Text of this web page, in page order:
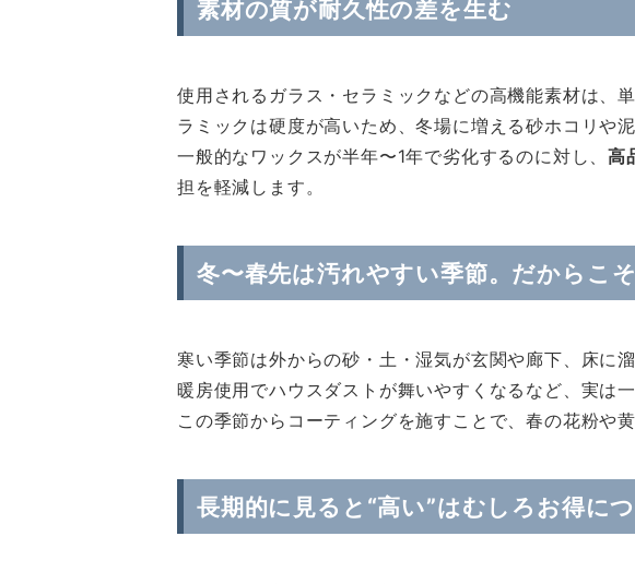
素材の質が耐久性の差を生む
使用されるガラス・セラミックなどの高機能素材は、
ラミックは硬度が高いため、冬場に増える砂ホコリや
一般的なワックスが半年〜1年で劣化するのに対し、高
担を軽減します。
冬〜春先は汚れやすい季節。だからこ
寒い季節は外からの砂・土・湿気が玄関や廊下、床に溜
暖房使用でハウスダストが舞いやすくなるなど、実は
この季節からコーティングを施すことで、春の花粉や
長期的に見ると“高い”はむしろお得に